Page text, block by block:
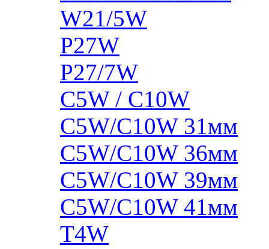
W21/5W
P27W
P27/7W
C5W / C10W
C5W/C10W 31мм
C5W/C10W 36мм
C5W/C10W 39мм
C5W/C10W 41мм
T4W